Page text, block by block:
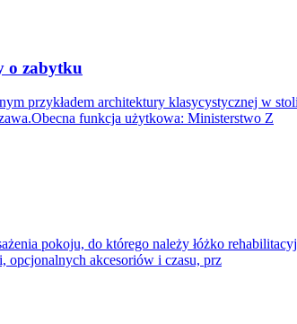
o zabytku
przykładem architektury klasycystycznej w
funkcja użytkowa: Ministerstwo Z
pokoju, do którego należy łóżko
opcjonalnych akcesoriów i czasu, prz